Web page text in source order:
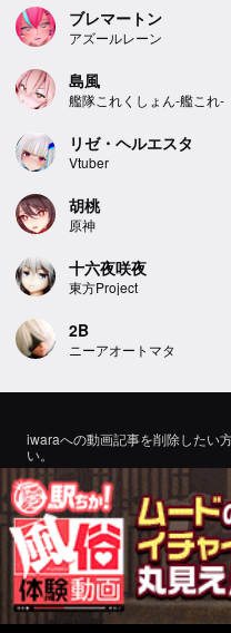
ブレマートン
アズールレーン
島風
艦隊これくしょん-艦これ-
リゼ・ヘルエスタ
Vtuber
胡桃
原神
十六夜咲夜
東方Project
2B
ニーアオートマタ
iwaraへの動画記事を削除したい
い。
If you would like to remove a
email for inquiry.
お問い合わせ